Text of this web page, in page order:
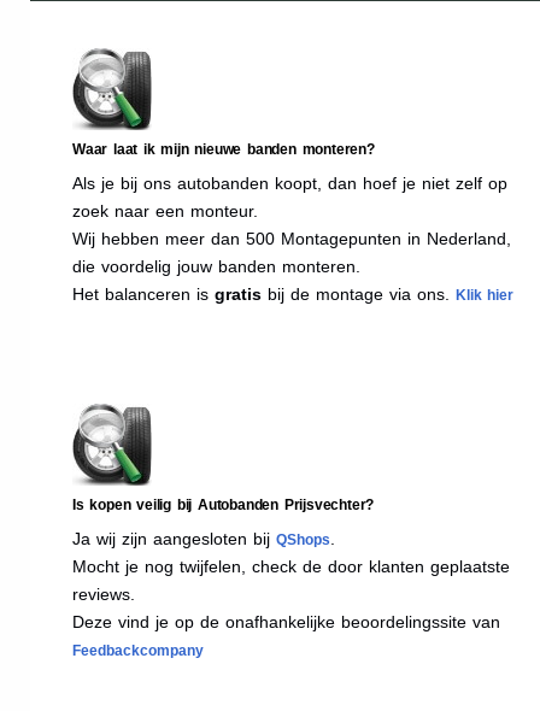
Waar laat ik mijn nieuwe banden monteren?
Als je bij ons autobanden koopt, dan hoef je niet zelf op
zoek naar een monteur.
Wij hebben meer dan 500 Montagepunten in Nederland,
die voordelig jouw banden monteren.
Het balanceren is gratis bij de montage via ons. Klik hier
Is kopen veilig bij Autobanden Prijsvechter?
Ja wij zijn aangesloten bij QShops
Mocht je nog twijfelen, check de door klanten geplaatste
reviews.
Deze vind je op de onafhankelijke beoordelingssite van
Feedbackcompany